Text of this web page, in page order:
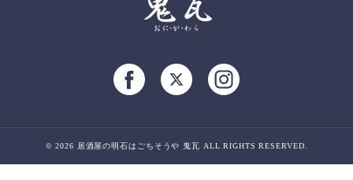
© 2026 居酒屋の明石はごちそうや 鬼瓦 ALL RIGHTS RESERVED.